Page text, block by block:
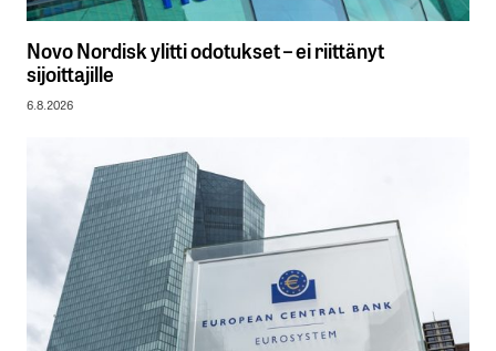
Novo Nordisk ylitti odotukset – ei riittänyt
sijoittajille
6.8.2026